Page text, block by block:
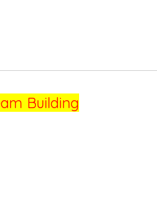
Building